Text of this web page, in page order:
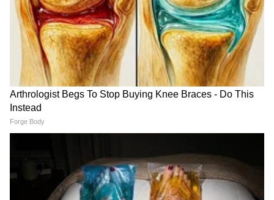
Related Articles
Maharashtra Economy : वर्ष 2030 पर्यंत महाराष्ट्र
होणार १ ट्रिलियन डॉलरची अर्थव्यवस्था, फडणवीसांनी
सांगितला 'मास्टर प्लॅन'
Maharashtra Farmer Loan Waiver : शेतकऱ्यांसाठी
मोठी दिलासादायक बातमी! २ लाखांपर्यंत कर्जमाफी; पण
‘हे’ काम केल्याशिवाय लाभ मिळणार नाही
3